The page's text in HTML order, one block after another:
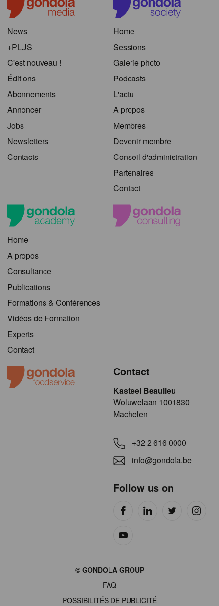
News
+PLUS
C'est nouveau !
Éditions
Abonnements
Annoncer
Jobs
Newsletters
Contacts
Home
Sessions
Galerie photo
Podcasts
L'actu
A propos
Membres
Devenir membre
Conseil d'administration
Partenaires
Contact
Home
A propos
Consultance
Publications
Formations & Conférences
Vidéos de Formation
Experts
Contact
Contact
Kasteel Beaulieu
​​​Woluwelaan 1001830
Machelen
+32 2 616 0000
info@gondola.be
Follow us on
© GONDOLA GROUP
FAQ
POSSIBILITÉS DE PUBLICITÉ